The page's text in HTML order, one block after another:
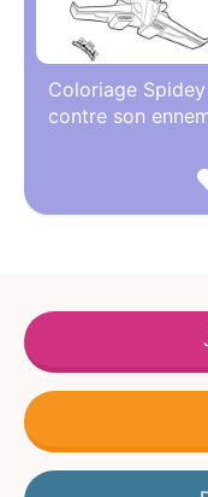
Coloriage Spidey
contre son